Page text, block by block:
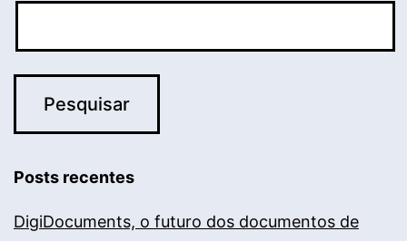
Posts recentes
DigiDocuments, o futuro dos documentos de